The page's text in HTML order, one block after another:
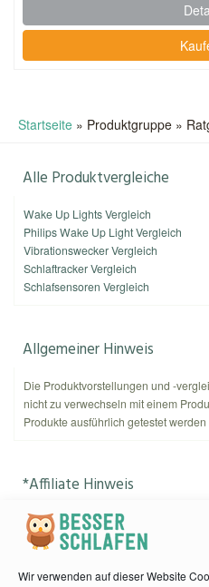
Wir verwenden auf dieser Website
Startseite» Produktgruppe»
Alle Produktvergleiche
Wake Up Lights Vergleich
Philips Wake Up Light Vergleich
Vibrationswecker Vergleich
Schlaftracker Vergleich
Schlafsensoren Vergleich
Allgemeiner Hinweis
Die Produktvorstellungen und -
nicht zu verwechseln mit einem
Produkte ausführlich getestet werden
*Affiliate Hinweis
Als Amazon-Partner verdient
Käufen. Amazon und das Amazon-